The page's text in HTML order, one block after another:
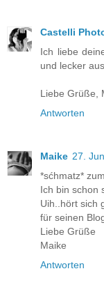
Castelli
Ich liebe
und lecker
Liebe Grüße,
Antworten
Maike 27.
*sćhmatz*
Ich bin schon
Uih..hört sich
für seinen
Liebe Grüße
Maike
Antworten